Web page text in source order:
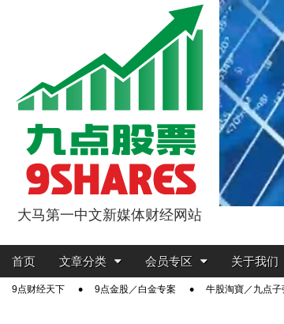
9点股票
大马第一中文新媒体财经网站
Main
Skip
content
首页 文章分类 会员专区 关于我们
Sub9点财经天下 9点金股／白金专案 牛股淘寶／九点子